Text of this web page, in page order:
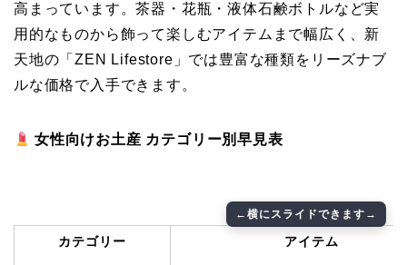
高まっています。茶器・花瓶・液体石鹸ボトルなど実
用的なものから飾って楽しむアイテムまで幅広く、新
天地の「ZEN Lifestore」では豊富な種類をリーズナブ
ルな価格で入手できます。
女性向けお土産 カテゴリー別早見表
カテゴリー アイテム